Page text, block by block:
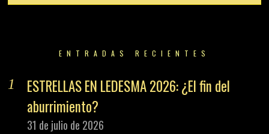
ENTRADAS RECIENTES
ESTRELLAS EN LEDESMA 2026: ¿El fin del
aburrimiento?
31 de julio de 2026